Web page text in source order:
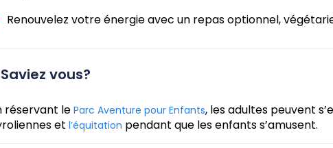
Renouvelez votre énergie avec un repas optionnel,
Saviez vous?
réservant le Parc Aventure pour Enfants, les adultes peuvent
et l’équitation pendant que les enfants s’amusent.